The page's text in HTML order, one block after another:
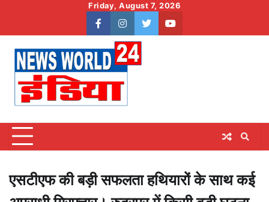
content
Friday, August 7, 2026
facebookinstagram
twitteryoutube
एसटीएफ की बड़ी सफलता हथियारों के साथ कई